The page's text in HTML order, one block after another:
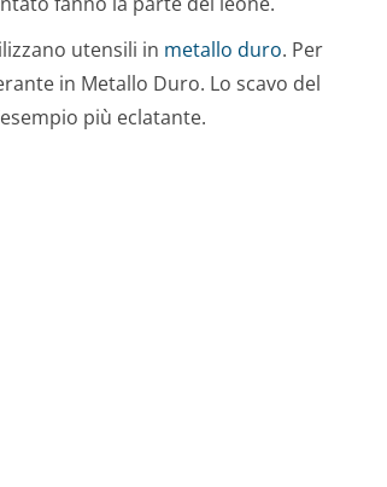
utensili in metallo duro. Per
in Metallo Duro. Lo scavo del
più eclatante.